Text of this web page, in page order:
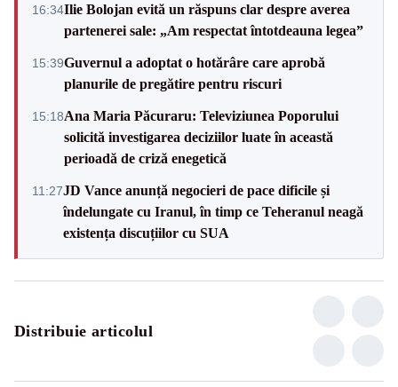
16:34Ilie Bolojan evită un răspuns clar despre averea
partenerei sale: „Am respectat întotdeauna legea”
15:39Guvernul a adoptat o hotărâre care aprobă
planurile de pregătire pentru riscuri
15:18Ana Maria Păcuraru: Televiziunea Poporului
solicită investigarea deciziilor luate în această
perioadă de criză enegetică
11:27JD Vance anunță negocieri de pace dificile și
îndelungate cu Iranul, în timp ce Teheranul neagă
existența discuțiilor cu SUA
Distribuie articolul